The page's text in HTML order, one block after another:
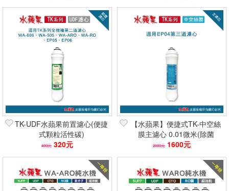
TK-UDF水蘋果前置濾心(便捷
式顆粒活性碳)
400元 320元
【水蘋果】便捷式TK-中空絲
膜主濾心 0.01微米(除菌
99.9%/NSF認證) 快速到貨
2000元 1600元